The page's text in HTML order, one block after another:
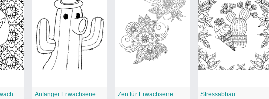
Einfach Lustig Erwachsener Anfänger Erwachsene Zen für Erwachsene Stressabbau